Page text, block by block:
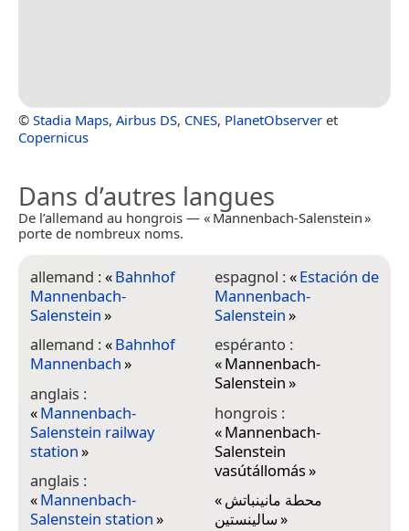
© Stadia Maps, Airbus DS, CNES, PlanetObserver et
Copernicus
Dans d’autres langues
De l’allemand au hongrois — « Mannenbach-Salenstein »
porte de nombreux noms.
allemand :«Bahnhof
Mannenbach-
Salenstein»
allemand :«Bahnhof
Mannenbach»
anglais :
«Mannenbach-
Salenstein railway
station»
anglais :
«Mannenbach-
Salenstein station»
espagnol :«Estación de
Mannenbach-
Salenstein»
espéranto :
«Mannenbach-
Salenstein»
hongrois :
«Mannenbach-
Salenstein
vasútállomás»
«محطة مانينباتش
سالينستين»